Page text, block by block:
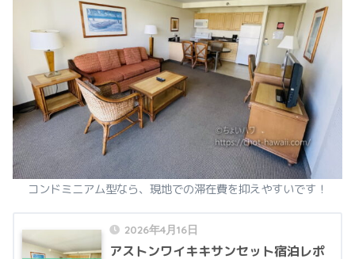
コンドミニアム型なら、現地での滞在費を抑えやすいです！
2026年4月16日
アストンワイキキサンセット宿泊レポ